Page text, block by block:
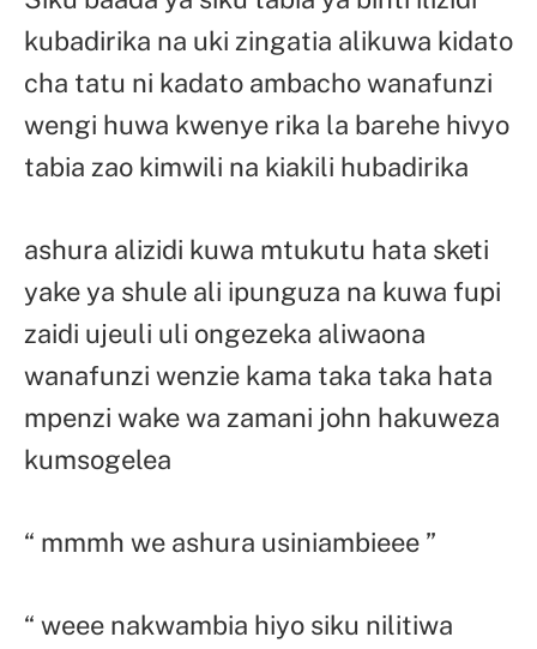
kubadirika na uki zingatia alikuwa kidato
cha tatu ni kadato ambacho wanafunzi
wengi huwa kwenye rika la barehe hivyo
tabia zao kimwili na kiakili hubadirika
ashura alizidi kuwa mtukutu hata sketi
yake ya shule ali ipunguza na kuwa fupi
zaidi ujeuli uli ongezeka aliwaona
wanafunzi wenzie kama taka taka hata
mpenzi wake wa zamani john hakuweza
kumsogelea
“ mmmh we ashura usiniambieee ”
“ weee nakwambia hiyo siku nilitiwa